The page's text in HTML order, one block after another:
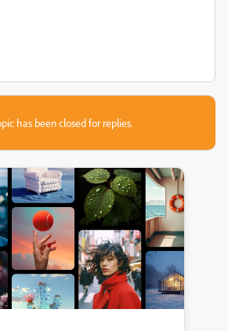
has been closed for replies.